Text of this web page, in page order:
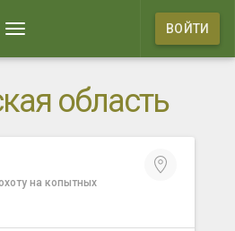
ВОЙТИ
область
на копытных